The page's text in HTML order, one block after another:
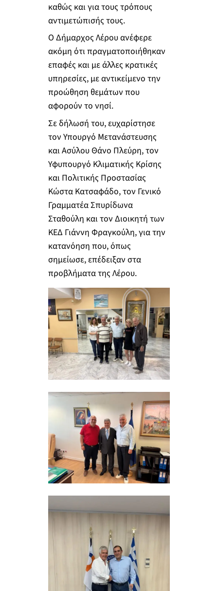
καθώς και για τους τρόπους
αντιμετώπισής τους.
Ο Δήμαρχος Λέρου ανέφερε
ακόμη ότι πραγματοποιήθηκαν
επαφές και με άλλες κρατικές
υπηρεσίες, με αντικείμενο την
προώθηση θεμάτων που
αφορούν το νησί.
Σε δήλωσή του, ευχαρίστησε
τον Υπουργό Μετανάστευσης
και Ασύλου Θάνο Πλεύρη, τον
Υφυπουργό Κλιματικής Κρίσης
και Πολιτικής Προστασίας
Κώστα Κατσαφάδο, τον Γενικό
Γραμματέα Σπυρίδωνα
Σταθούλη και τον Διοικητή των
ΚΕΔ Γιάννη Φραγκούλη, για την
κατανόηση που, όπως
σημείωσε, επέδειξαν στα
προβλήματα της Λέρου.